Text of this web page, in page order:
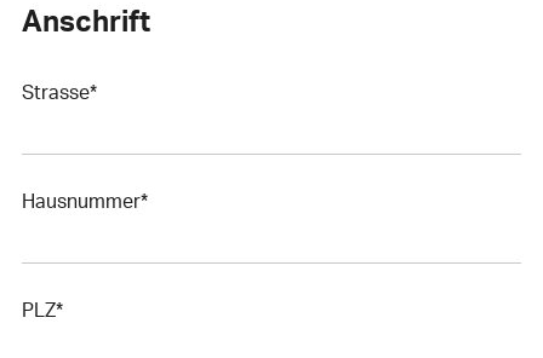
Anschrift
Strasse*
Hausnummer*
PLZ*